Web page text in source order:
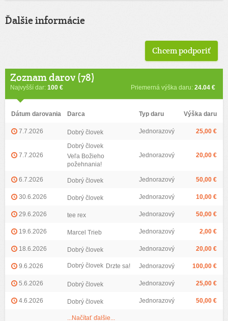
Ďalšie informácie
Chcem podporiť
Zoznam darov (78)
Najvyšší dar: 100 € Priemerná výška daru: 24.04 €
Dátum darovania Darca Typ daru Výška daru
7.7.2026 Dobrý človek Jednorazový 25,00 €
7.7.2026
Dobrý človek
Veľa Božieho
požehnania!
Jednorazový 20,00 €
6.7.2026 Dobrý človek Jednorazový 50,00 €
30.6.2026 Dobrý človek Jednorazový 10,00 €
29.6.2026 tee rex Jednorazový 50,00 €
19.6.2026 Marcel Trieb Jednorazový 2,00 €
18.6.2026 Dobrý človek Jednorazový 20,00 €
9.6.2026 Dobrý človek Drzte sa! Jednorazový 100,00 €
5.6.2026 Dobrý človek Jednorazový 25,00 €
4.6.2026 Dobrý človek Jednorazový 50,00 €
...Načítať ďalšie...